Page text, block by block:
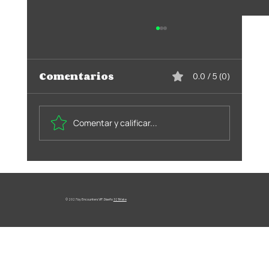
Encounters VIP:
Airbnb
Comentarios 0.0 / 5 (0)
Comentar y calificar...
© 2027 by Encounters VIP. Diseño321Make